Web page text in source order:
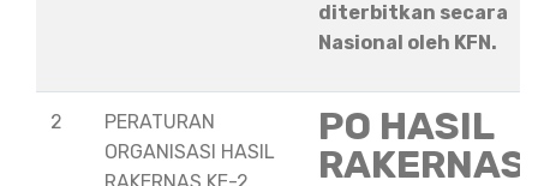
diterbitkan secara
Nasional oleh KFN.
2
PERATURAN
ORGANISASI HASIL
PO HASIL
RAKERNAS